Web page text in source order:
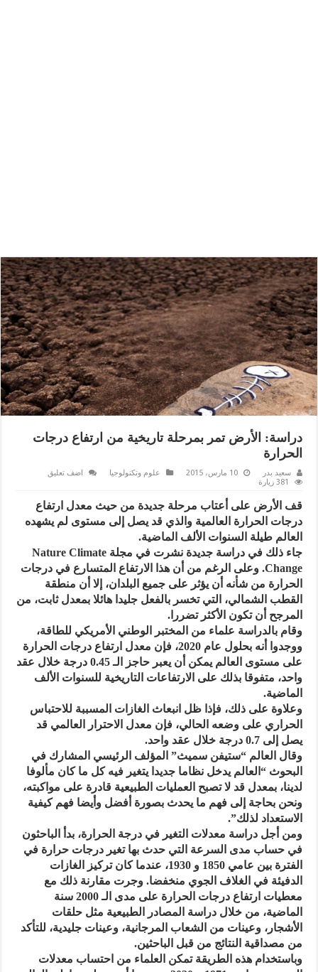
دراسة: الأرض تمر بمرحلة تاريخية من ارتفاع درجات
الحرارة
سعيد بدر 10 مارس، 2015 علوم وتكنولوجيا
اضف تعليق
381 زيارة
قف الأرض على أعتاب مرحلة جديدة من حيث معدل ارتفاع
درجات الحرارة العالمية والذي قد يصل إلى مستوى لم يشهده
العالم طيلة السنوات الألف الماضية.
جاء ذلك في دراسة جديدة نشرت في مجلة Nature Climate
Change. وعلى الرغم من أن هذا الارتفاع المتسارع في درجات
الحرارة من شأنه أن يؤثر على جميع البلدان، إلا أن منطقة
القطب الشمالي، التي تخسر بالفعل جليدا هائلا بمعدل ثابت، من
المرجح أن تكون الأكثر تضررا.
وقام بالدراسة علماء من المختبر الوطني الأمريكي للطاقة،
ووجدوا أنه بحلول عام 2020، فإن معدل ارتفاع درجات الحرارة
على مستوى العالم يمكن أن يعبر حاجز الـ 0.45 درجة خلال عقد
واحد، متفوقا بذلك على الارتفاعات التاريخية للسنوات الألف
الماضية.
وعلاوة على ذلك، فإذا ظل انبعاث الغازات المسببة للاحتباس
الحراري على وضعه الحالي، فإن معدل الاحترار العالمي قد
يصل إلى 0.7 درجة خلال عقد واحد.
وقال العالم “ستيفن سميث” المؤلف الرئيسي المشارك في
البحوث “العالم يدخل نظاما جديدا يتغير فيه كل ما كان مألوفا
لدينا، بمعدل قد لا تصبح العمليات الطبيعية قادرة على مواكبته،
ونحن بحاجة إلى فهم ما يحدث بصورة أفضل وأيضا فهم كيفية
الاستعداد لذلك”.
ومن أجل دراسة معدلات التغير في درجة الحرارة، بدأ الباحثون
في حساب مدى السرعة التي حدث بها تغير درجات حرارة في
الفترة بين عامي 1850 و 1930، عندما كان تركيز الغازات
الدفيئة في الغلاف الجوي منخفضا. وجرت مقارنة ذلك مع
معطيات ارتفاع درجات الحرارة على مدى الـ 2000 سنة
الماضية، من خلال دراسة المصادر الطبيعية مثل حلقات
الأشجار، وعينات من الشعاب المرجانية، وعينات جليدية، للتأكد
من مصداقية النتائج من قبل الباحثين.
وباستخدام هذه الطريقة تمكن العلماء من احتساب معدلات